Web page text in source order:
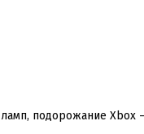
подорожание Xbox